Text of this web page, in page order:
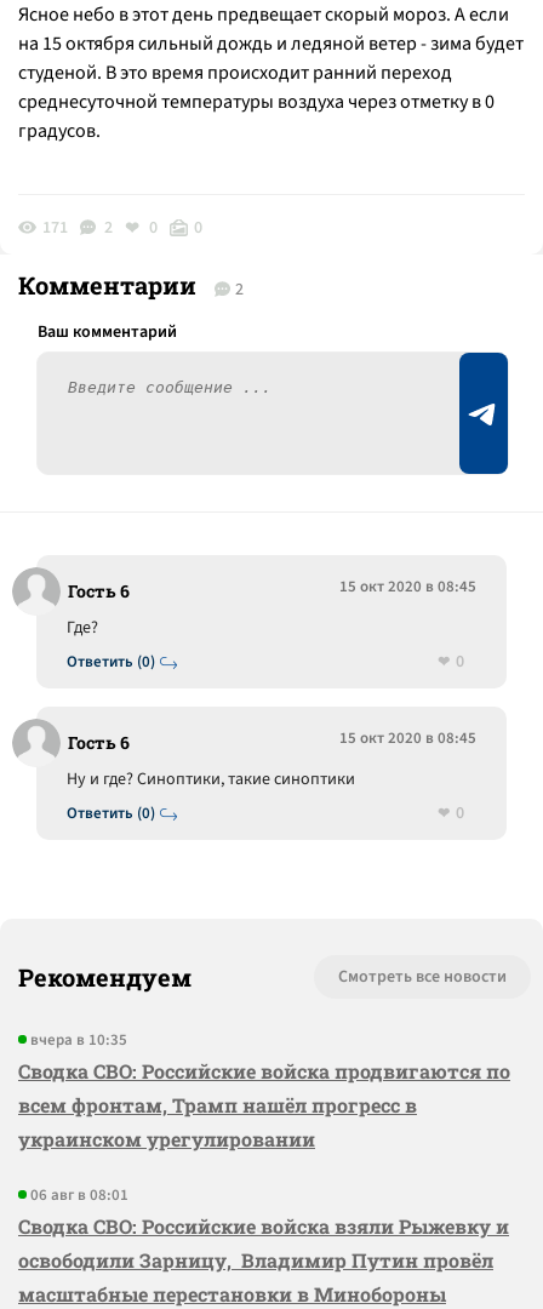
Ясное небо в этот день предвещает скорый мороз. А если
на 15 октября сильный дождь и ледяной ветер - зима будет
студеной. В это время происходит ранний переход
среднесуточной температуры воздуха через отметку в 0
градусов.
171 2 0 0
Комментарии 2
Гость 6 15 окт 2020 в 08:45
Ответить (0)
Где?
0
Гость 6 15 окт 2020 в 08:45
Ответить (0)
Ну и где? Синоптики, такие синоптики
0
Рекомендуем Смотреть все новости
вчера в 10:35
Сводка СВО: Российские войска продвигаются по
всем фронтам, Трамп нашёл прогресс в
украинском урегулировании
06 авг в 08:01
Сводка СВО: Российские войска взяли Рыжевку и
освободили Зарницу, Владимир Путин провёл
масштабные перестановки в Минобороны